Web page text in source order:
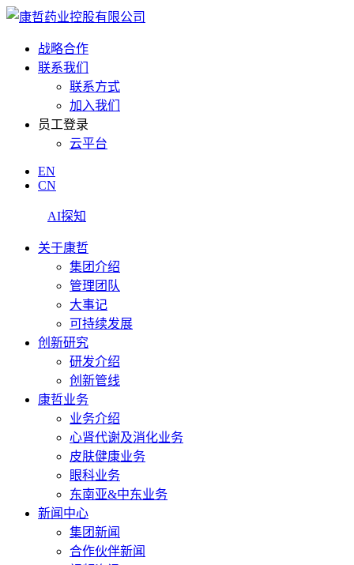
战略合作
联系我们
联系方式
加入我们
员工登录
云平台
EN
CN
AI探知
关于康哲
集团介绍
管理团队
大事记
可持续发展
创新研究
研发介绍
创新管线
康哲业务
业务介绍
心肾代谢及消化业务
皮肤健康业务
眼科业务
东南亚&中东业务
新闻中心
集团新闻
合作伙伴新闻